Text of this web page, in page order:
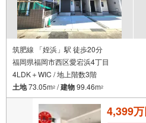
筑肥線 「姪浜」駅 徒歩20分
福岡県福岡市西区愛宕浜4丁目
4LDK＋WIC / 地上階数3階
土地73.05m2 /建物99.46m2
4,399